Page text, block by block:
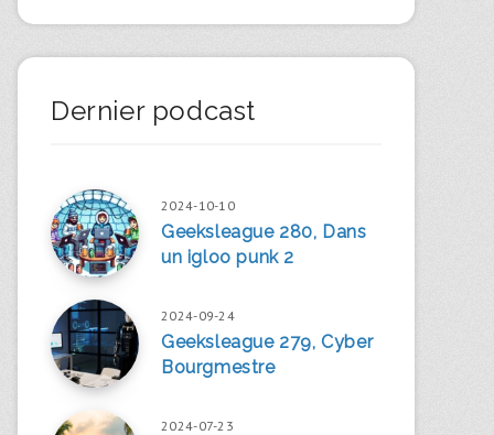
Dernier podcast
2024-10-10
Geeksleague 280, Dans
un igloo punk 2
2024-09-24
Geeksleague 279, Cyber
Bourgmestre
2024-07-23